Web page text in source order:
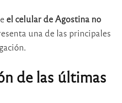
el celular de Agostina no
una de las principales
de las últimas